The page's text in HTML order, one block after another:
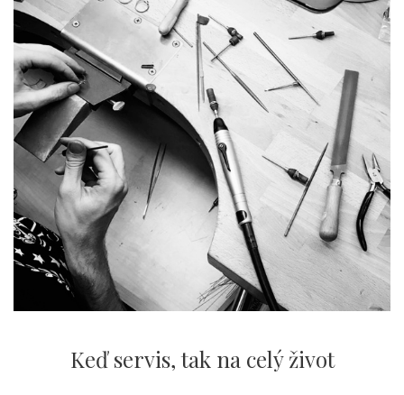
Keď servis,tak na celý život